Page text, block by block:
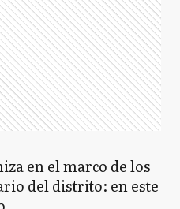
en el marco de los
del distrito: en este